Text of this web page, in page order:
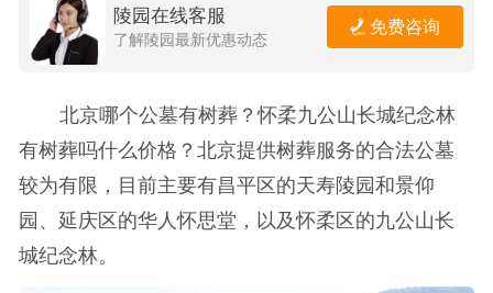
陵园在线客服
了解陵园最新优惠动态
免费咨询
北京哪个公墓有树葬？怀柔九公山长城纪念林
有树葬吗什么价格？北京提供树葬服务的合法公墓
较为有限，目前主要有昌平区的天寿陵园和景仰
园、延庆区的华人怀思堂，以及怀柔区的九公山长
城纪念林。